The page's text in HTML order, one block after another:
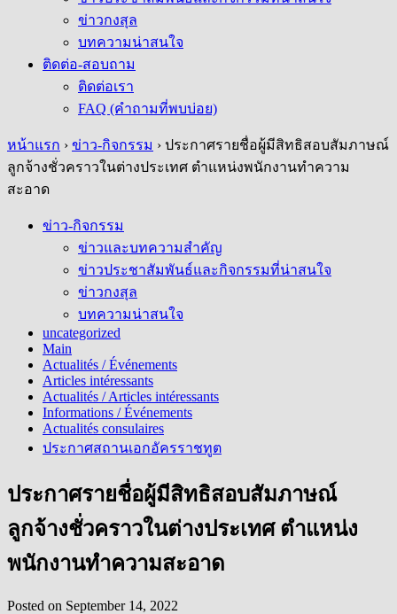
ข่าวกงสุล
บทความน่าสนใจ
ติดต่อ-สอบถาม
ติดต่อเรา
FAQ (คำถามที่พบบ่อย)
หน้าแรก › ข่าว-กิจกรรม › ประกาศรายชื่อผู้มีสิทธิสอบสัมภาษณ์
ลูกจ้างชั่วคราวในต่างประเทศ ตำแหน่งพนักงานทำความ
สะอาด
ข่าว-กิจกรรม
ข่าวและบทความสำคัญ
ข่าวประชาสัมพันธ์และกิจกรรมที่น่าสนใจ
ข่าวกงสุล
บทความน่าสนใจ
uncategorized
Main
Actualités / Événements
Articles intéressants
Actualités / Articles intéressants
Informations / Événements
Actualités consulaires
ประกาศสถานเอกอัครราชทูต
ประกาศรายชื่อผู้มีสิทธิสอบสัมภาษณ์
ลูกจ้างชั่วคราวในต่างประเทศ ตำแหน่ง
พนักงานทำความสะอาด
Posted on September 14, 2022